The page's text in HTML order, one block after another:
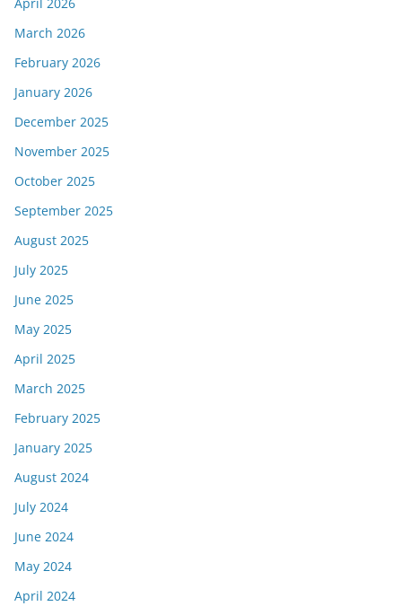
March 2026
February 2026
January 2026
December 2025
November 2025
October 2025
September 2025
August 2025
July 2025
June 2025
May 2025
April 2025
March 2025
February 2025
January 2025
August 2024
July 2024
June 2024
May 2024
April 2024